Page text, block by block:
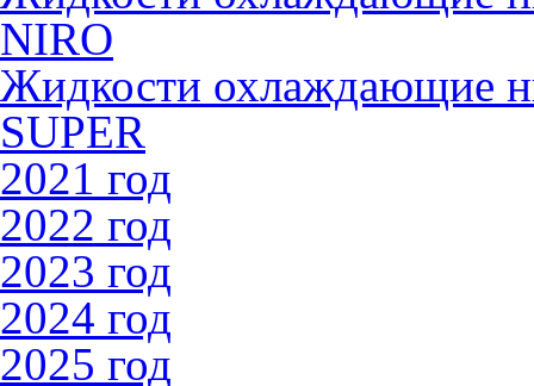
NIRO
Жидкости охлаждающие
SUPER
2021 год
2022 год
2023 год
2024 год
2025 год